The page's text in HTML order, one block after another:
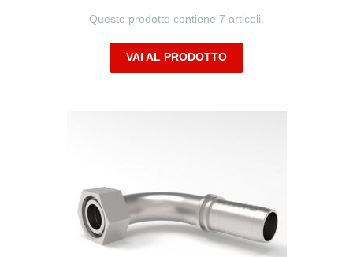
Questo prodotto contiene 7 articoli.
VAI AL PRODOTTO